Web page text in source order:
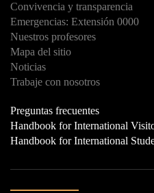
Convivencia y transparencia
Emergencias: Extensión 0000
Nuestros profesores
Mapa del sitio
Noticias
Trabaje con nosotros
Preguntas frecuentes
Handbook for International
Handbook for International